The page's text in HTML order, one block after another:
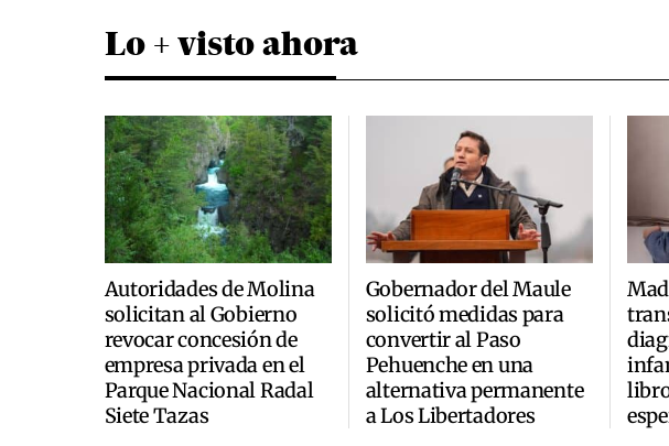
Lo + visto ahora
Autoridades de Molina
solicitan al Gobierno
revocar concesión de
empresa privada en el
Parque Nacional Radal
Siete Tazas
Gobernador del Maule
solicitó medidas para
convertir al Paso
Pehuenche en una
alternativa permanente
a Los Libertadores